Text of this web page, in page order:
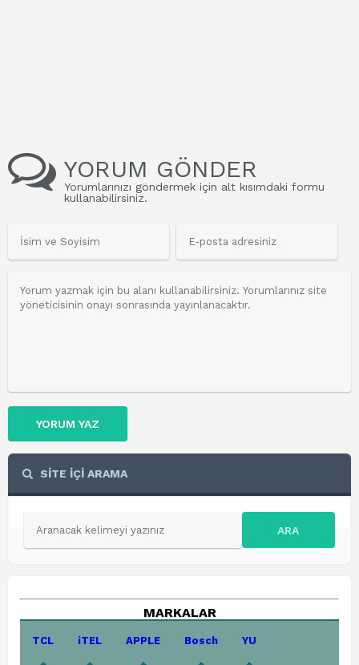
YORUM GÖNDER
Yorumlarınızı göndermek için alt kısımdaki formu
kullanabilirsiniz.
YORUM YAZ
SİTE İÇİ ARAMA
ARA
MARKALAR
TCL iTEL APPLE Bosch YU